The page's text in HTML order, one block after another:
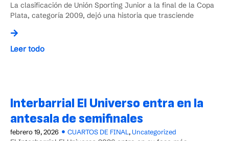
La clasificación de Unión Sporting Junior a la final de la Copa
Plata, categoría 2009, dejó una historia que trasciende
Leer todo
Interbarrial El Universo entra en la
antesala de semifinales
febrero 19, 2026 CUARTOS DE FINAL ,Uncategorized